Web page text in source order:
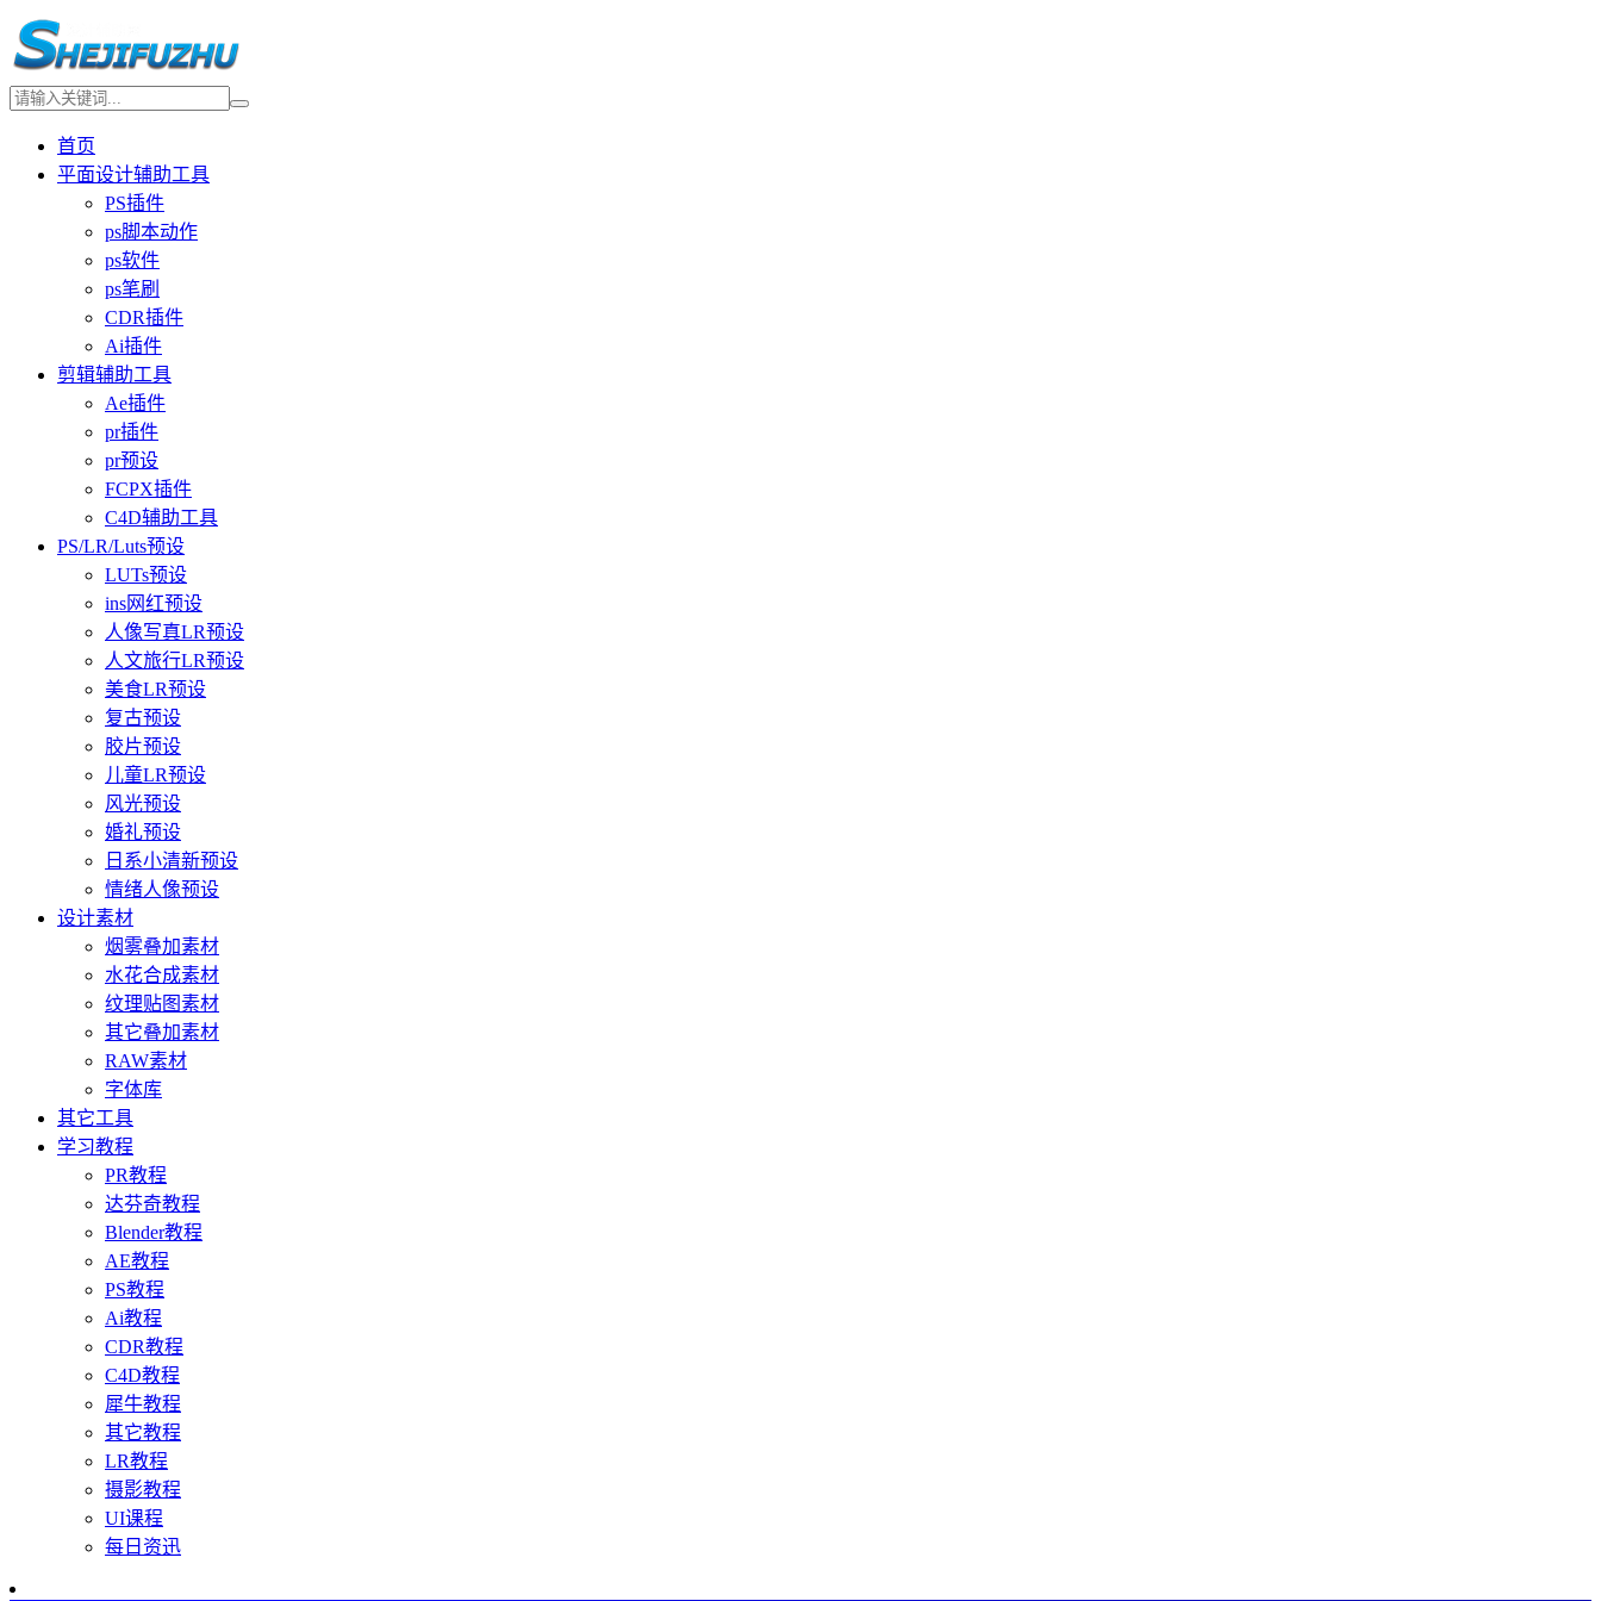
首页
平面设计辅助工具
PS插件
ps脚本动作
ps软件
ps笔刷
CDR插件
Ai插件
剪辑辅助工具
Ae插件
pr插件
pr预设
FCPX插件
C4D辅助工具
PS/LR/Luts预设
LUTs预设
ins网红预设
人像写真LR预设
人文旅行LR预设
美食LR预设
复古预设
胶片预设
儿童LR预设
风光预设
婚礼预设
日系小清新预设
情绪人像预设
设计素材
烟雾叠加素材
水花合成素材
纹理贴图素材
其它叠加素材
RAW素材
字体库
其它工具
学习教程
PR教程
达芬奇教程
Blender教程
AE教程
PS教程
Ai教程
CDR教程
C4D教程
犀牛教程
其它教程
LR教程
摄影教程
UI课程
每日资迅